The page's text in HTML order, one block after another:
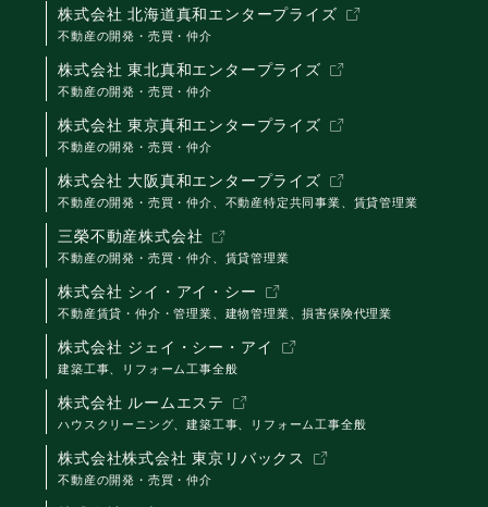
株式会社 北海道真和エンタープライズ
不動産の開発・売買・仲介
株式会社 東北真和エンタープライズ
不動産の開発・売買・仲介
株式会社 東京真和エンタープライズ
不動産の開発・売買・仲介
株式会社 大阪真和エンタープライズ
不動産の開発・売買・仲介、不動産特定共同事業、賃貸管理業
三榮不動産株式会社
不動産の開発・売買・仲介、賃貸管理業
株式会社 シイ・アイ・シー
不動産賃貸・仲介・管理業、建物管理業、損害保険代理業
株式会社 ジェイ・シー・アイ
建築工事、リフォーム工事全般
株式会社 ルームエステ
ハウスクリーニング、建築工事、リフォーム工事全般
株式会社株式会社 東京リバックス
不動産の開発・売買・仲介